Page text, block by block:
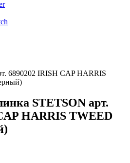
6890202 IRISH CAP HARRIS
STETSON арт.
HARRIS TWEED